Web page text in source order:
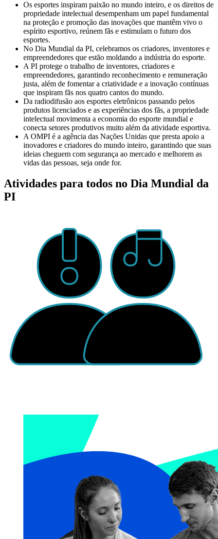
Os esportes inspiram paixão no mundo inteiro, e os direitos de
propriedade intelectual desempenham um papel fundamental
na proteção e promoção das inovações que mantêm vivo o
espírito esportivo, reúnem fãs e estimulam o futuro dos
esportes.
No Dia Mundial da PI, celebramos os criadores, inventores e
empreendedores que estão moldando a indústria do esporte.
A PI protege o trabalho de inventores, criadores e
empreendedores, garantindo reconhecimento e remuneração
justa, além de fomentar a criatividade e a inovação contínuas
que inspiram fãs nos quatro cantos do mundo.
Da radiodifusão aos esportes eletrônicos passando pelos
produtos licenciados e as experiências dos fãs, a propriedade
intelectual movimenta a economia do esporte mundial e
conecta setores produtivos muito além da atividade esportiva.
A OMPI é a agência das Nações Unidas que presta apoio a
inovadores e criadores do mundo inteiro, garantindo que suas
ideias cheguem com segurança ao mercado e melhorem as
vidas das pessoas, seja onde for.
Atividades para todos no Dia Mundial da
PI